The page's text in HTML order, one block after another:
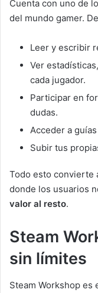
Cuenta con uno de
del mundo gamer.
Leer y escribir
Ver
cada jugador.
Participar en
dudas.
Acceder a
Subir tus
Todo esto convierte
donde los usuarios
valor al resto.
Steam
sin límites
Steam Workshop es